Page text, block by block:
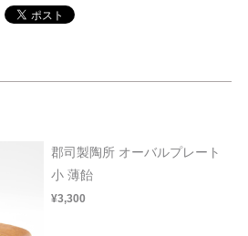
郡司製陶所 オーバルプレート
小 薄飴
¥3,300